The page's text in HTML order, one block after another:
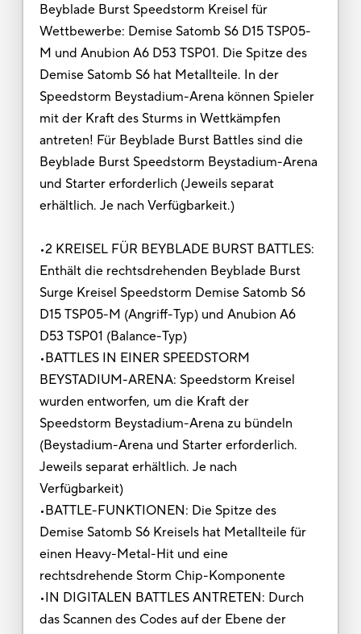
Beyblade Burst Speedstorm Kreisel für
Wettbewerbe: Demise Satomb S6 D15 TSP05-
M und Anubion A6 D53 TSP01. Die Spitze des
Demise Satomb S6 hat Metallteile. In der
Speedstorm Beystadium-Arena können Spieler
mit der Kraft des Sturms in Wettkämpfen
antreten! Für Beyblade Burst Battles sind die
Beyblade Burst Speedstorm Beystadium-Arena
und Starter erforderlich (Jeweils separat
erhältlich. Je nach Verfügbarkeit.)
•2 KREISEL FÜR BEYBLADE BURST BATTLES:
Enthält die rechtsdrehenden Beyblade Burst
Surge Kreisel Speedstorm Demise Satomb S6
D15 TSP05-M (Angriff-Typ) und Anubion A6
D53 TSP01 (Balance-Typ)
•BATTLES IN EINER SPEEDSTORM
BEYSTADIUM-ARENA: Speedstorm Kreisel
wurden entworfen, um die Kraft der
Speedstorm Beystadium-Arena zu bündeln
(Beystadium-Arena und Starter erforderlich.
Jeweils separat erhältlich. Je nach
Verfügbarkeit)
•BATTLE-FUNKTIONEN: Die Spitze des
Demise Satomb S6 Kreisels hat Metallteile für
einen Heavy-Metal-Hit und eine
rechtsdrehende Storm Chip-Komponente
•IN DIGITALEN BATTLES ANTRETEN: Durch
das Scannen des Codes auf der Ebene der